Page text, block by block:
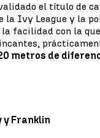
el título de
la Ivy League y la
facilidad con la
metros de
y Franklin